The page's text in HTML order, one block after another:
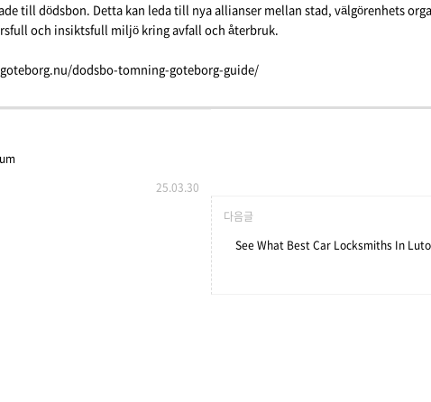
till dödsbon. Detta kan leda till nya allianser mellan stad, välgörenhets
och insiktsfull miljö kring avfall och återbruk.
dodsbo-tomning-goteborg-guide/
25.03.30
다음글
See What Best Car Locksmiths In